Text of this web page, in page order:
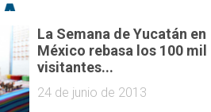
La Semana de Yucatán en
México rebasa los 100 mil
visitantes...
24 de junio de 2013